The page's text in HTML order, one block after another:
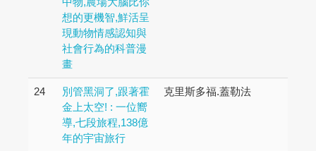
想的更機智,鮮活呈
現動物情感認知與
社會行為的科普漫
畫
24
別管黑洞了,跟著霍
金上太空! : 一位嚮
導,七段旅程,138億
年的宇宙旅行
克里斯多福.蓋勒法